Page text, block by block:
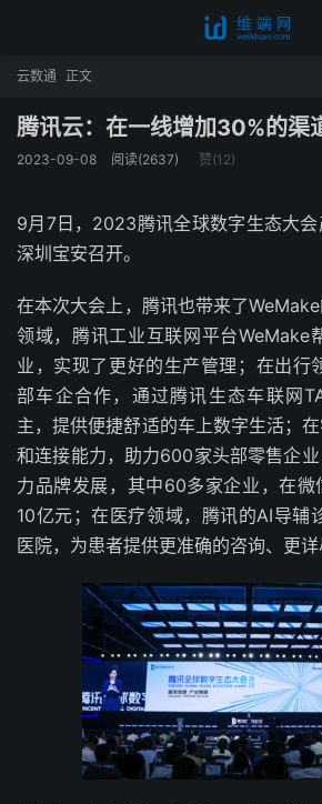
云数通 正文
腾讯云：在一线增加30%的渠
2023-09-08 阅读(2637) 赞(12)
9月7日，2023腾讯全球数字生态大
深圳宝安召开。
在本次大会上，腾讯也带来了
领域，腾讯工业互联网平台WeMake
业，实现了更好的生产管理；在出行
部车企合作，通过腾讯生态车联网
主，提供便捷舒适的车上数字生活；
和连接能力，助力600家头部零售企
力品牌发展，其中60多家企业，在微
10亿元；在医疗领域，腾讯的AI导辅
医院，为患者提供更准确的咨询、更详